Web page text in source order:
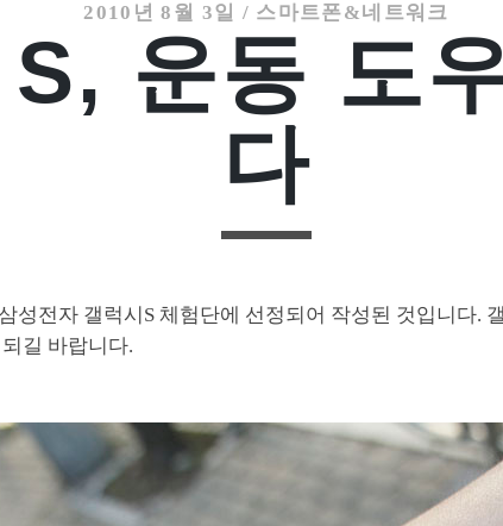
2010년 8월 3일 / 스마트폰&네트워크
운동 도
다
성전자 갤럭시S 체험단에 선정되어 작성된 것입니다.
길 바랍니다.